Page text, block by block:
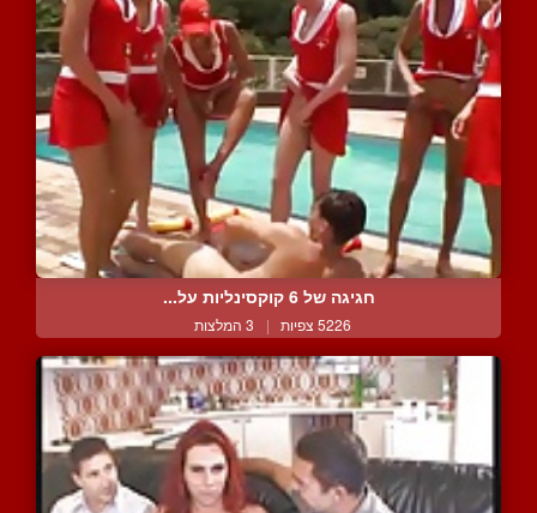
חגיגה של 6 קוקסינליות על...
5226 צפיות | 3 המלצות